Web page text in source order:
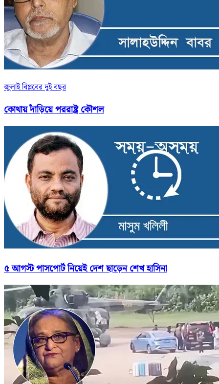
জুলাই বিপ্লবের দুই বছর
কোথায় দাঁড়িয়ে পররাষ্ট্র কৌশল
৫ আগস্ট পাসপোর্ট নিয়েই দেশ ছাড়েন শেখ হাসিনা